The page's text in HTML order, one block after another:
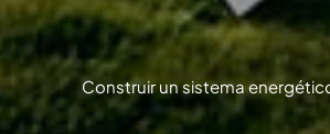
Construir un sistema